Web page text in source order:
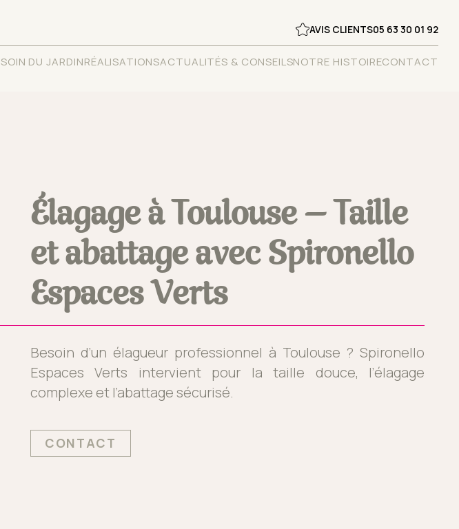
AVIS CLIENTS05 63 30 01 92
SOIN DU JARDINRÉALISATIONSACTUALITÉS & CONSEILSNOTRE HISTOIRECONTACT
Élagage à Toulouse – Taille
et abattage avec Spironello
Espaces Verts
Besoin d’un élagueur professionnel à Toulouse ? Spironello
Espaces Verts intervient pour la taille douce, l’élagage
complexe et l’abattage sécurisé.
CONTACT